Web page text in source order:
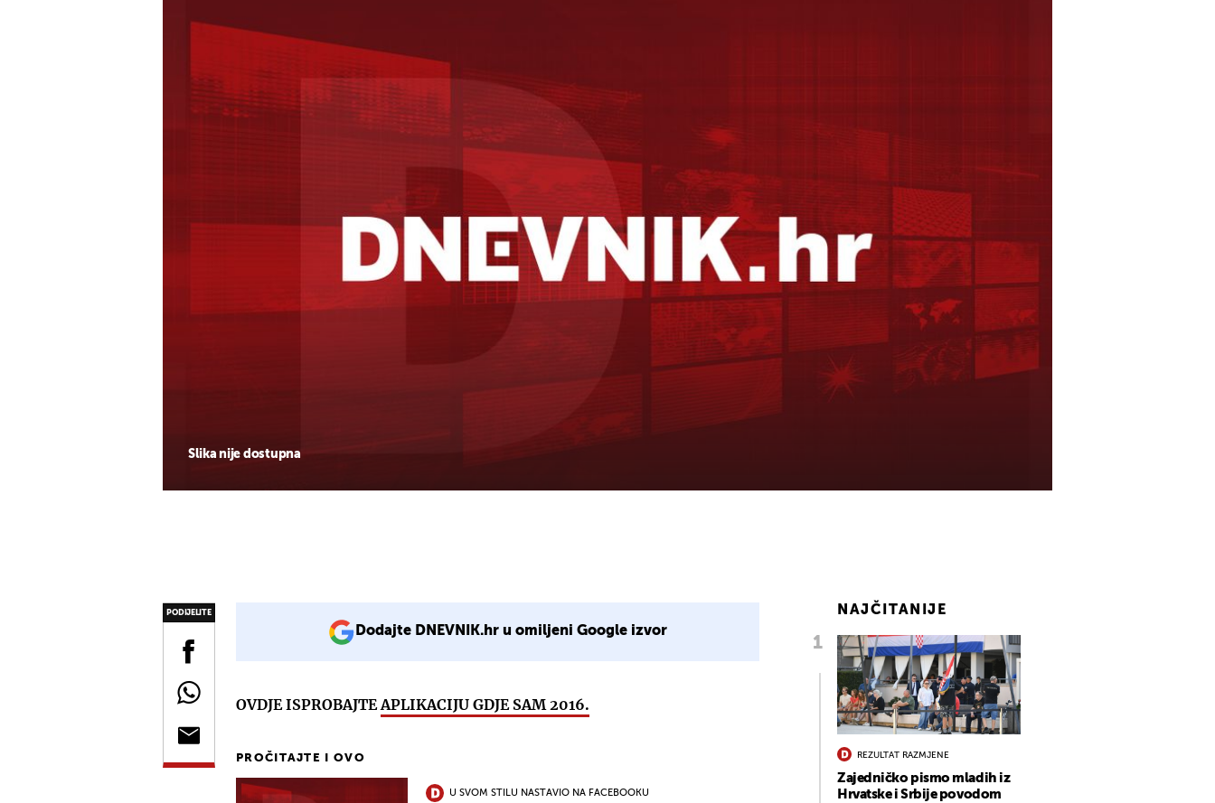
Slika nije dostupna
PODIJELITE
Dodajte DNEVNIK.hr u omiljeni Google izvor
OVDJE ISPROBAJTEAPLIKACIJU GDJE SAM 2016.
PROČITAJTE I OVO
U SVOM STILU NASTAVIO NA FACEBOOKU
NAJČITANIJE
REZULTAT RAZMJENE
Zajedničko pismo mladih iz
Hrvatske i Srbije povodom